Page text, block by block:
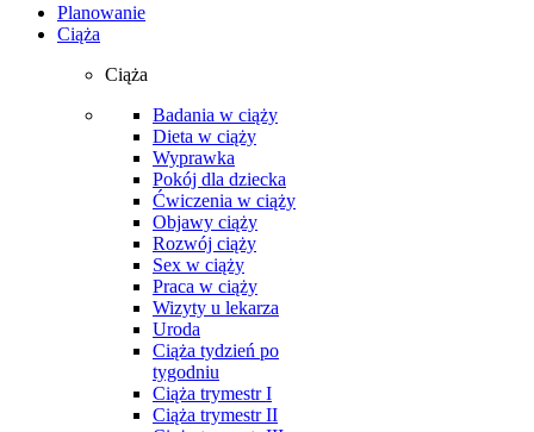
Planowanie
Ciąża
Ciąża
Badania w ciąży
Dieta w ciąży
Wyprawka
Pokój dla dziecka
Ćwiczenia w ciąży
Objawy ciąży
Rozwój ciąży
Sex w ciąży
Praca w ciąży
Wizyty u lekarza
Uroda
Ciąża tydzień po
tygodniu
Ciąża trymestr I
Ciąża trymestr II